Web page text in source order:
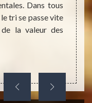
Dans tous
tri se passe vite
la valeur des